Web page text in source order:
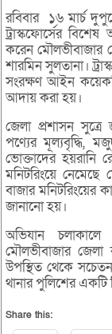
রবিবার ১৬ মার্চ
ট্রাস্কফোর্সের
করেন মৌলভীবাজার
শারমিন সুলতানা।
সংরক্ষণ আইন
আদায় করা হয়।
জেলা প্রশাসন সুত্রে
পণ্যের মূল্যবৃদ্ধি,
ভোক্তাদের হয়রানি
মনিটরিংয়ে
বাজার মনিটরিংয়ের
জানানো হয়।
অভিযান
মৌলভীবাজার
উপস্থিত থেকে
থানার পুলিশের
Share this: